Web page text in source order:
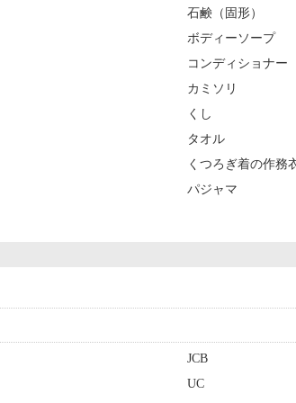
石鹸（固形）
ボディーソープ
コンディショナー
カミソリ
くし
タオル
くつろぎ着の作務
パジャマ
JCB
UC